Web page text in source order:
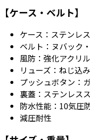
【ケース・ベルト】
ケース：ステンレ
ベルト：ヌバック
風防：強化アクリル
リューズ：ねじ込
プッシュボタン：
裏蓋：ステンレス
防水性能：10気圧
減圧耐性